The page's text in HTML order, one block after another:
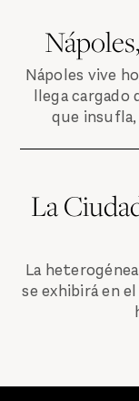
Nápoles vive
llega cargado
que
La
La
se exhibirá en